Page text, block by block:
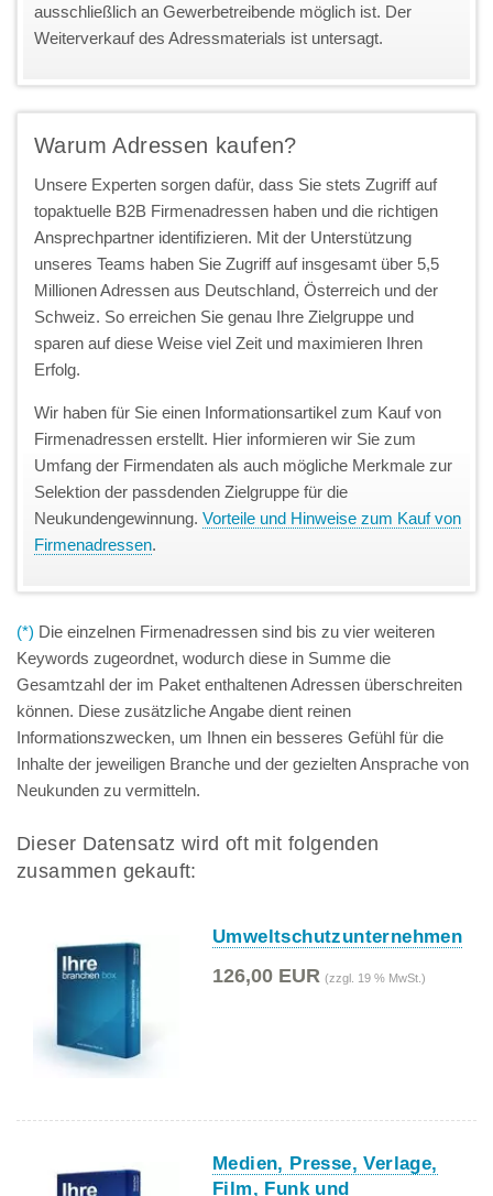
ausschließlich an Gewerbetreibende möglich ist. Der
Weiterverkauf des Adressmaterials ist untersagt.
Warum Adressen kaufen?
Unsere Experten sorgen dafür, dass Sie stets Zugriff auf
topaktuelle B2B Firmenadressen haben und die richtigen
Ansprechpartner identifizieren. Mit der Unterstützung
unseres Teams haben Sie Zugriff auf insgesamt über 5,5
Millionen Adressen aus Deutschland, Österreich und der
Schweiz. So erreichen Sie genau Ihre Zielgruppe und
sparen auf diese Weise viel Zeit und maximieren Ihren
Erfolg.
Wir haben für Sie einen Informationsartikel zum Kauf von
Firmenadressen erstellt. Hier informieren wir Sie zum
Umfang der Firmendaten als auch mögliche Merkmale zur
Selektion der passdenden Zielgruppe für die
Neukundengewinnung. Vorteile und Hinweise zum Kauf von
Firmenadressen.
(*) Die einzelnen Firmenadressen sind bis zu vier weiteren
Keywords zugeordnet, wodurch diese in Summe die
Gesamtzahl der im Paket enthaltenen Adressen überschreiten
können. Diese zusätzliche Angabe dient reinen
Informationszwecken, um Ihnen ein besseres Gefühl für die
Inhalte der jeweiligen Branche und der gezielten Ansprache von
Neukunden zu vermitteln.
Dieser Datensatz wird oft mit folgenden
zusammen gekauft:
Umweltschutzunternehmen
126,00 EUR (zzgl. 19 % MwSt.)
Medien, Presse, Verlage,
Film, Funk und